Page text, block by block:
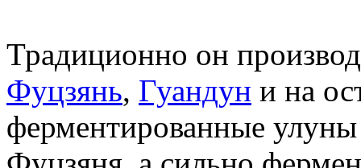
Традиционно он
Фуцзянь, Гуандун и на
ферментированные